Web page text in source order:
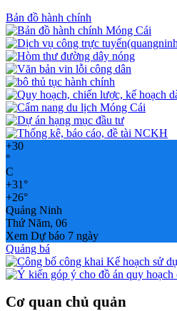
Bản đồ hành chính
+30
°
C
+31°
+26°
Quảng Ninh
Thứ Năm, 06
Xem Dự báo 7 ngày
Quảng bá
Cơ quan chủ quản